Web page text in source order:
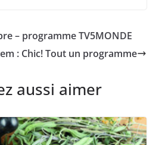
– programme TV5MONDE
: Chic! Tout un programme
aussi aimer